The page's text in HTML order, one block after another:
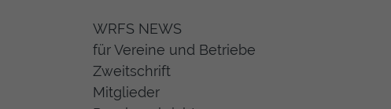
WRFS NEWS
für Vereine und Betriebe
Zweitschrift
Mitglieder